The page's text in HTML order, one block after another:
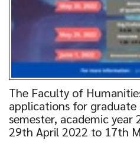
The Faculty of
applications for
semester, academic
29th April 2022 to 17th